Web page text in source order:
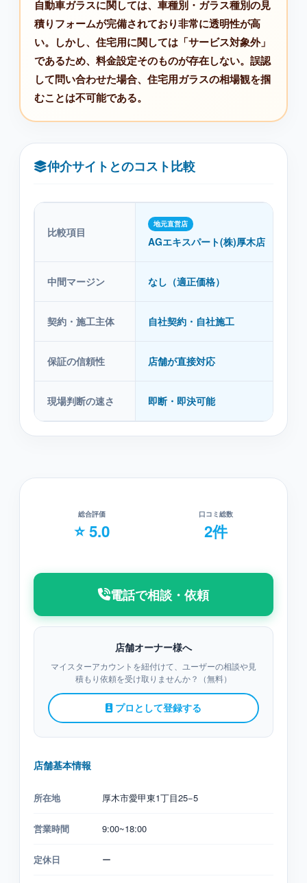
自動車ガラスに関しては、車種別・ガラス種別の見
積りフォームが完備されており非常に透明性が高
い。しかし、住宅用に関しては「サービス対象外」
であるため、料金設定そのものが存在しない。誤認
して問い合わせた場合、住宅用ガラスの相場観を掴
むことは不可能である。
仲介サイトとのコスト比較
比較項目
地元直営店
AGエキスパート(株)厚木店
中間マージン なし（適正価格）
契約・施工主体 自社契約・自社施工
保証の信頼性 店舗が直接対応
現場判断の速さ 即断・即決可能
総合評価
⭐ 5.0
口コミ総数
2件
電話で相談・依頼
店舗オーナー様へ
マイスターアカウントを紐付けて、ユーザーの相談や見
積もり依頼を受け取りませんか？（無料）
プロとして登録する
店舗基本情報
所在地 厚木市愛甲東1丁目25−5
営業時間 9:00~18:00
定休日 ー